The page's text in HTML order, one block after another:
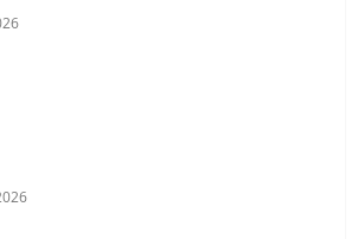
obchodu je 5 z 5 hvězdiček.
obchodu je 5 z 5 hvězdiček.